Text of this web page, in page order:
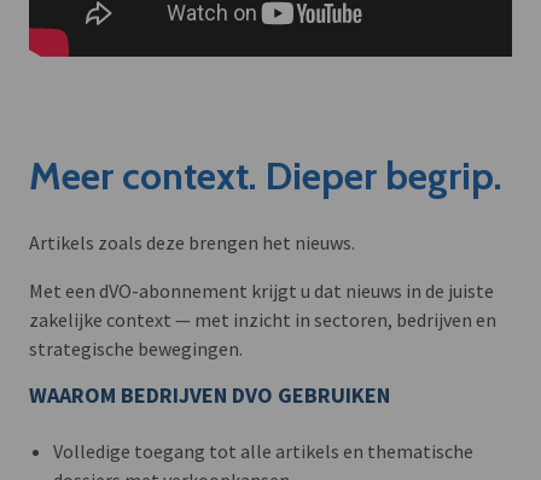
Meer context. Dieper begrip.
Artikels zoals deze brengen het nieuws.
Met een dVO-abonnement krijgt u dat nieuws in de juiste
zakelijke context — met inzicht in sectoren, bedrijven en
strategische bewegingen.
WAAROM BEDRIJVEN DVO GEBRUIKEN
Volledige toegang tot alle artikels en thematische